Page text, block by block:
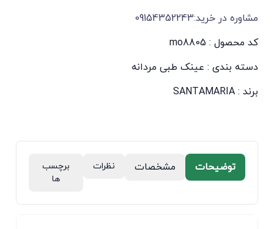
مشاوره در خرید:09154352243
کد محصول : mo8805
دسته بندی : عینک طبی مردانه
برند : SANTAMARIA
توضیحات مشخصات نظرات
برچسب
ها